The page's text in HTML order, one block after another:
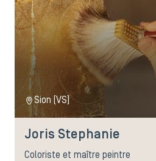
Sion (VS)
Joris Stephanie
Coloriste et maître peintre